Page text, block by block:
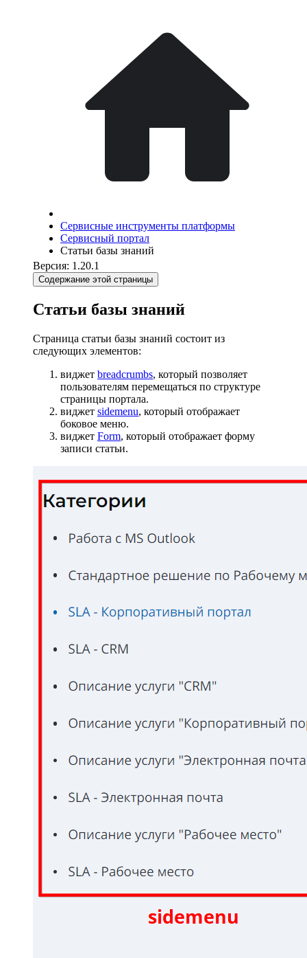
Сервисные инструменты платформы
Сервисный портал
Статьи базы знаний
Версия: 1.20.1
Содержание этой страницы
Статьи базы знаний
Страница статьи базы знаний состоит из
следующих элементов:
виджет breadcrumbs, который позволяет
пользователям перемещаться по структуре
страницы портала.
виджет sidemenu, который отображает
боковое меню.
виджет Form, который отображает форму
записи статьи.